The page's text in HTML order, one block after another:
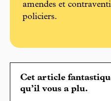
amendes et
policiers.
Cet article
qu’il vous a plu.